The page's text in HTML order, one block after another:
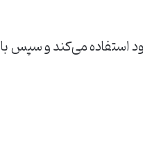
استفاده می‌کند و سپس با